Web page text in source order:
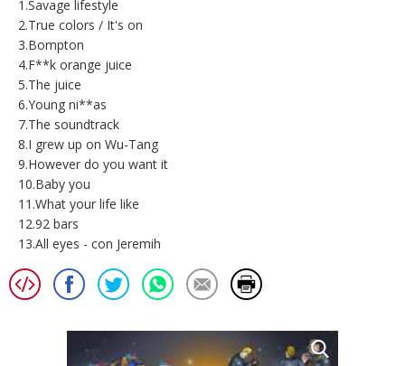
1.Savage lifestyle
2.True colors / It's on
3.Bompton
4.F**k orange juice
5.The juice
6.Young ni**as
7.The soundtrack
8.I grew up on Wu-Tang
9.However do you want it
10.Baby you
11.What your life like
12.92 bars
13.All eyes - con Jeremih